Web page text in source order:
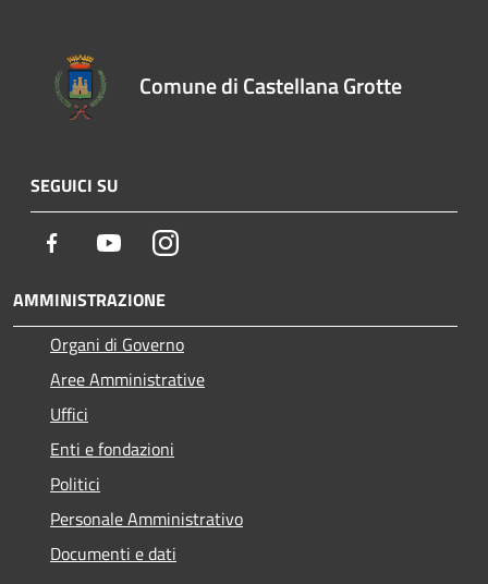
Comune di Castellana Grotte
SEGUICI SU
Facebook YoutubeInstagram
AMMINISTRAZIONE
Organi di Governo
Aree Amministrative
Uffici
Enti e fondazioni
Politici
Personale Amministrativo
Documenti e dati